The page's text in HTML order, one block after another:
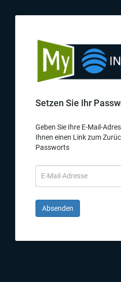
Setzen Sie Ihr
Geben Sie Ihre E-Mail-
Ihnen einen Link zum
Passworts